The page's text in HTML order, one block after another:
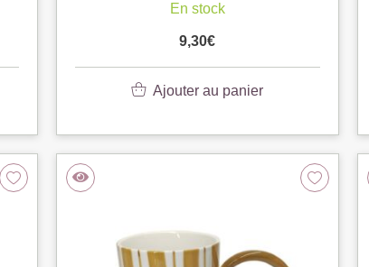
En stock
9,30€
Ajouter au panier